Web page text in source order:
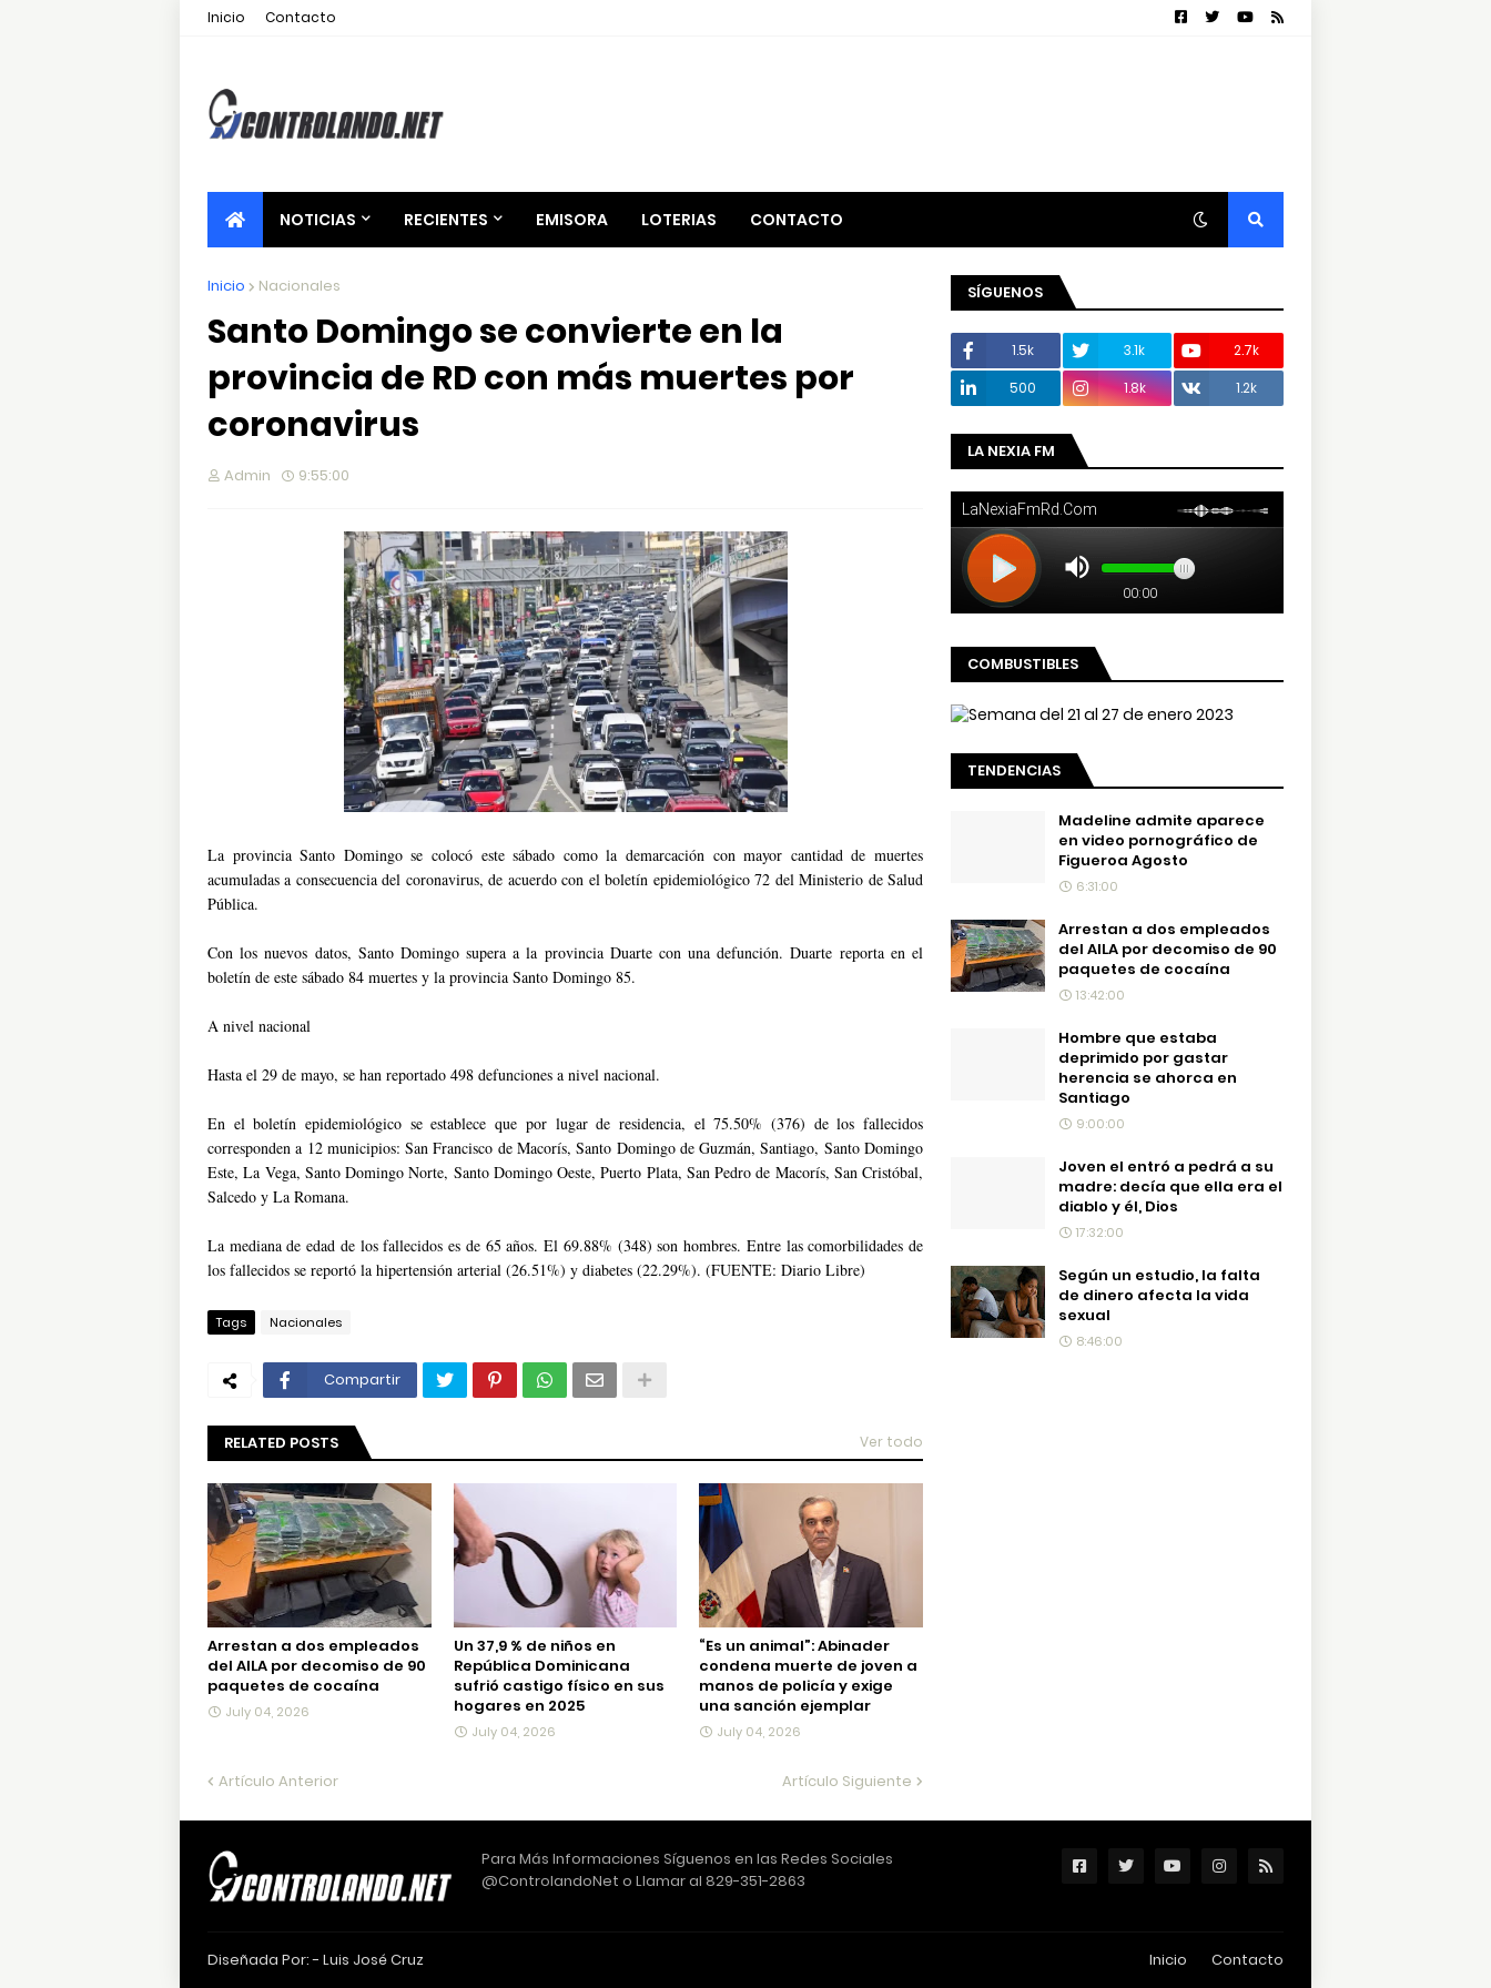
Inicio Contacto
NOTICIAS RECIENTES EMISORA LOTERIAS CONTACTO
Inicio Nacionales
Santo Domingo se convierte en la
provincia de RD con más muertes por
coronavirus
Admin 9:55:00
La provincia Santo Domingo se colocó este sábado como la demarcación con mayor cantidad de muertes
acumuladas a consecuencia del coronavirus, de acuerdo con el boletín epidemiológico 72 del Ministerio de Salud
Pública.
Con los nuevos datos, Santo Domingo supera a la provincia Duarte con una defunción. Duarte reporta en el
boletín de este sábado 84 muertes y la provincia Santo Domingo 85.
A nivel nacional
Hasta el 29 de mayo, se han reportado 498 defunciones a nivel nacional.
En el boletín epidemiológico se establece que por lugar de residencia, el 75.50% (376) de los fallecidos
corresponden a 12 municipios: San Francisco de Macorís, Santo Domingo de Guzmán, Santiago, Santo Domingo
Este, La Vega, Santo Domingo Norte, Santo Domingo Oeste, Puerto Plata, San Pedro de Macorís, San Cristóbal,
Salcedo y La Romana.
La mediana de edad de los fallecidos es de 65 años. El 69.88% (348) son hombres. Entre las comorbilidades de
los fallecidos se reportó la hipertensión arterial (26.51%) y diabetes (22.29%). (FUENTE: Diario Libre)
Tags Nacionales
Compartir
RELATED POSTS Ver todo
Arrestan a dos empleados
del AILA por decomiso de 90
paquetes de cocaína
July 04, 2026
Un 37,9 % de niños en
República Dominicana
sufrió castigo físico en sus
hogares en 2025
July 04, 2026
“Es un animal”: Abinader
condena muerte de joven a
manos de policía y exige
una sanción ejemplar
July 04, 2026
Artículo Anterior Artículo Siguiente
SÍGUENOS
1.5k 3.1k
2.7k
500
1.8k 1.2k
LA NEXIA FM
COMBUSTIBLES
TENDENCIAS
Madeline admite aparece
en video pornográfico de
Figueroa Agosto
6:31:00
Arrestan a dos empleados
del AILA por decomiso de 90
paquetes de cocaína
13:42:00
Hombre que estaba
deprimido por gastar
herencia se ahorca en
Santiago
9:00:00
Joven el entró a pedrá a su
madre: decía que ella era el
diablo y él, Dios
17:32:00
Según un estudio, la falta
de dinero afecta la vida
sexual
8:46:00
Para Más Informaciones Síguenos en las Redes Sociales
@ControlandoNet o Llamar al 829-351-2863
Diseñada Por: - Luis José Cruz Inicio Contacto